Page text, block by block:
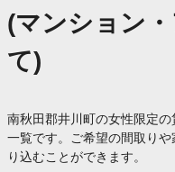
(マンション
て)
南秋田郡井川町の女性限定
一覧です。ご希望の間取り
り込むことができます。